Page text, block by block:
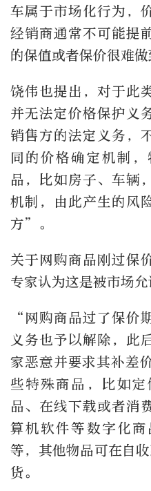
车属于市场化行为，
经销商通常不可能提
的保值或者保价很难做
饶伟也提出，对于此
并无法定价格保护义
销售方的法定义务，
同的价格确定机制
品，比如房子、车辆
机制，由此产生的风
方”。
关于网购商品刚过保
专家认为这是被市场允
“网购商品过了保价
义务也予以解除，此
家恶意并要求其补差
些特殊商品，比如
品、在线下载或者消
算机软件等数字化商
等，其他物品可在自
货。